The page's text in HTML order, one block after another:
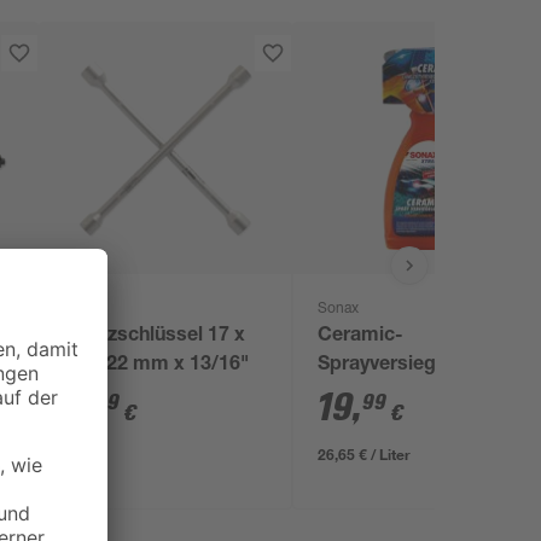
Kreuzschlüssel 17 x
19 x 22 mm x 13/16"
99 €
Sonax
Ceramic-
Sprayversiegelung
'Xtreme' 750 ml
19,99 €
26,65 € / Liter